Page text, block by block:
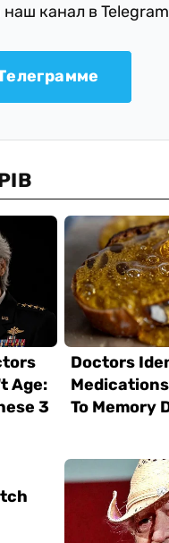
канал в Telegram